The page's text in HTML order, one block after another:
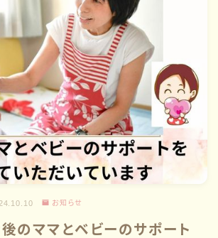
お知らせ
後のママとベビーのサポート